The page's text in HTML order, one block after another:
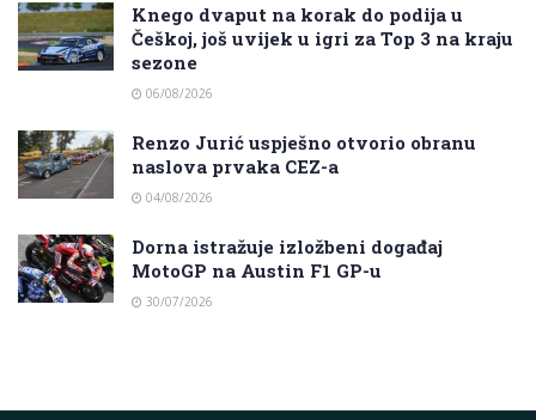
Knego dvaput na korak do podija u
Češkoj, još uvijek u igri za Top 3 na kraju
sezone
06/08/2026
Renzo Jurić uspješno otvorio obranu
naslova prvaka CEZ-a
04/08/2026
Dorna istražuje izložbeni događaj
MotoGP na Austin F1 GP-u
30/07/2026